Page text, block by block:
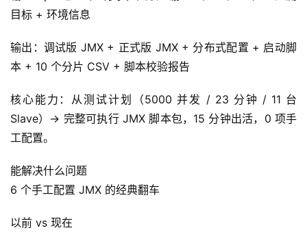
目标 + 环境信息
输出：调试版 JMX + 正式版 JMX + 分布式配置 + 启动脚
本 + 10 个分片 CSV + 脚本校验报告
核心能力：从测试计划（5000 并发 / 23 分钟 / 11 台
Slave）→ 完整可执行 JMX 脚本包，15 分钟出活，0 项手
工配置。
能解决什么问题
6 个手工配置 JMX 的经典翻车
以前 vs 现在